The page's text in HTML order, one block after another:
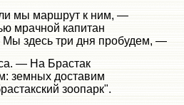
мы маршрут к ним, —
мрачной капитан
Мы здесь три дня пробудем, —
— На Брастак
земных доставим
зоопарк".